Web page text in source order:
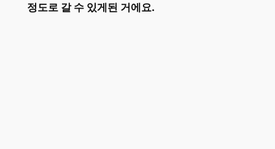
정도로 갈 수 있게된 거에요.